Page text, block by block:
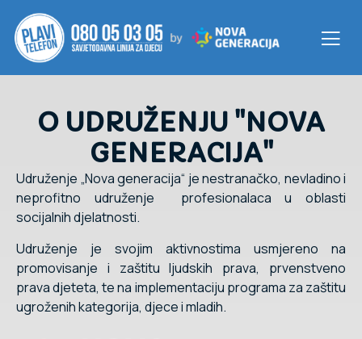
O UDRUŽENJU "NOVA
GENERACIJA"
Udruženje „Nova generacija“ je nestranačko, nevladino i
neprofitno udruženje profesionalaca u oblasti
socijalnih djelatnosti.
Udruženje je svojim aktivnostima usmjereno na
promovisanje i zaštitu ljudskih prava, prvenstveno
prava djeteta, te na implementaciju programa za zaštitu
ugroženih kategorija, djece i mladih.